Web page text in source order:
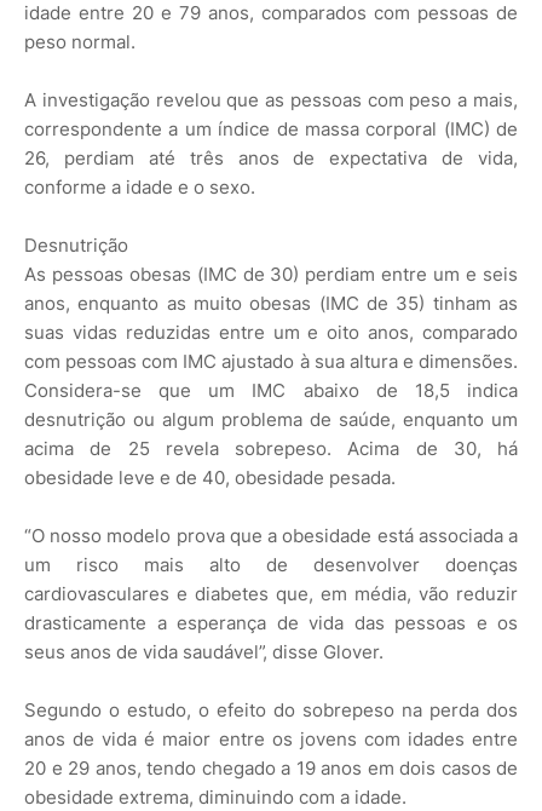
idade entre 20 e 79 anos, comparados com pessoas de
peso normal.
A investigação revelou que as pessoas com peso a mais,
correspondente a um índice de massa corporal (IMC) de
26, perdiam até três anos de expectativa de vida,
conforme a idade e o sexo.
Desnutrição
As pessoas obesas (IMC de 30) perdiam entre um e seis
anos, enquanto as muito obesas (IMC de 35) tinham as
suas vidas reduzidas entre um e oito anos, comparado
com pessoas com IMC ajustado à sua altura e dimensões.
Considera-se que um IMC abaixo de 18,5 indica
desnutrição ou algum problema de saúde, enquanto um
acima de 25 revela sobrepeso. Acima de 30, há
obesidade leve e de 40, obesidade pesada.
“O nosso modelo prova que a obesidade está associada a
um risco mais alto de desenvolver doenças
cardiovasculares e diabetes que, em média, vão reduzir
drasticamente a esperança de vida das pessoas e os
seus anos de vida saudável”, disse Glover.
Segundo o estudo, o efeito do sobrepeso na perda dos
anos de vida é maior entre os jovens com idades entre
20 e 29 anos, tendo chegado a 19 anos em dois casos de
obesidade extrema, diminuindo com a idade.